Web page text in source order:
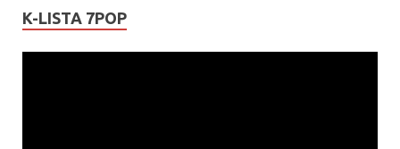
K-LISTA 7POP